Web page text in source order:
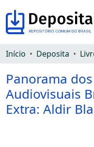
Início Deposita
Panorama
Audiovisuais
Extra: Aldir